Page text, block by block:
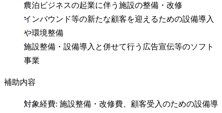
農泊ビジネスの起業に伴う施設の整備・改修
インバウンド等の新たな顧客を迎えるための設備導入
や環境整備
施設整備・設備導入と併せて行う広告宣伝等のソフト
事業
補助内容
対象経費: 施設整備・改修費、顧客受入のための設備導